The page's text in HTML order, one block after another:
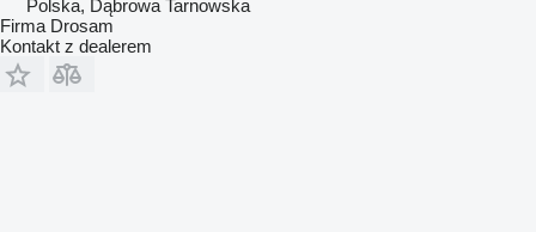
Polska, Dąbrowa Tarnowska
Firma Drosam
Kontakt z dealerem